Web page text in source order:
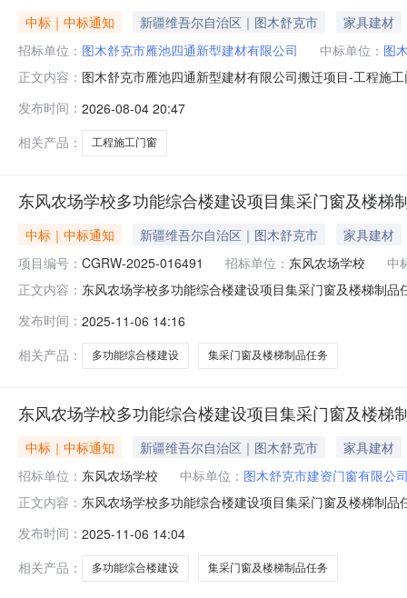
中标｜中标通知 新疆维吾尔自治区｜图木舒克市
家具建材
招标单位： 图木舒克市雁池四通新型建材有限公司 中标单位： 图
正文内容： 图木舒克市雁池四通新型建材有限公司搬迁项目-工程施
(元)：201098.71联系人：陶军林联系电话：
发布时间： 2026-08-04 20:47
相关产品：
工程施工门窗
东风农场学校多功能综合楼建设项目集采门窗及楼梯
中标｜中标通知 新疆维吾尔自治区｜图木舒克市
家具建材
项目编号： CGRW-2025-016491 招标单位： 东风农场学校
中
正文内容： 东风农场学校多功能综合楼建设项目集采门窗及楼梯制
发布时间： 2025-11-06 14:16
相关产品：
多功能综合楼建设 集采门窗及楼梯制品任务
东风农场学校多功能综合楼建设项目集采门窗及楼梯
中标｜中标通知 新疆维吾尔自治区｜图木舒克市
家具建材
招标单位： 东风农场学校 中标单位： 图木舒克市建资门窗有限公
正文内容： 东风农场学校多功能综合楼建设项目集采门窗及楼梯制
19190028789
发布时间： 2025-11-06 14:04
相关产品：
多功能综合楼建设 集采门窗及楼梯制品任务